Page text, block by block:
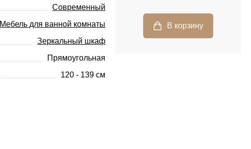
Современный
Мебель для ванной комнаты
Зеркальный шкаф
Прямоугольная
120 - 139 см